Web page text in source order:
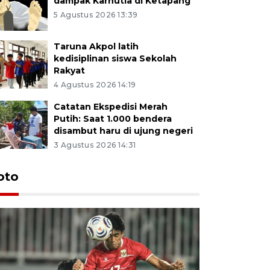
5 Agustus 2026 13:39
Taruna Akpol latih
kedisiplinan siswa Sekolah
Rakyat
4 Agustus 2026 14:19
Catatan Ekspedisi Merah
Putih: Saat 1.000 bendera
disambut haru di ujung negeri
3 Agustus 2026 14:31